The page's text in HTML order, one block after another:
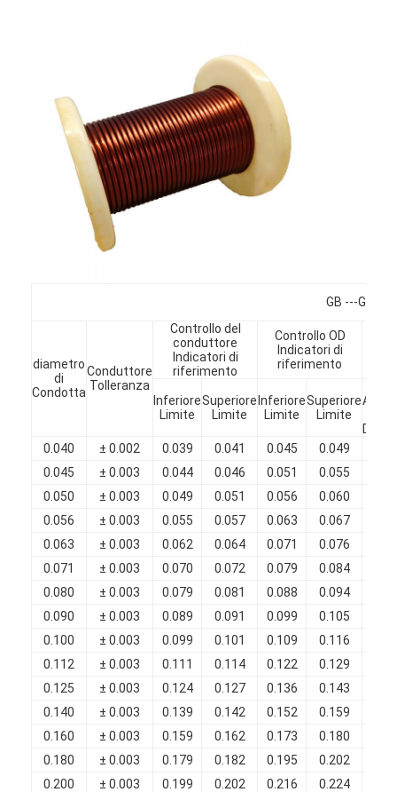
Spettacolo VR
Visita alla fabbrica
Controllo di qualità
Notizie
Casi
Chiedi un preventivo
filtro di rame rotondo smaltato
Filati di avvolgimento in rame smaltato
GB ---
diametro
di
Condotta
Conduttore
Tolleranza
Controllo del
conduttore
Indicatori di
riferimento
Controllo OD
Indicatori di
riferimento
Inferiore
Limite
Superiore
Limite
Inferiore
Limite
Superiore
Limite
0.040
± 0.002 0.039 0.041 0.045 0.049
0.045
± 0.003 0.044 0.046 0.051 0.055
0.050
± 0.003 0.049 0.051 0.056 0.060
0.056
± 0.003 0.055 0.057 0.063 0.067
0.063
± 0.003 0.062 0.064 0.071 0.076
0.071
± 0.003 0.070 0.072 0.079 0.084
0.080
± 0.003 0.079 0.081 0.088 0.094
0.090
± 0.003 0.089 0.091 0.099 0.105
0.100
± 0.003 0.099 0.101 0.109 0.116
0.112
± 0.003 0.111 0.114 0.122 0.129
0.125
± 0.003 0.124 0.127 0.136 0.143
0.140
± 0.003 0.139 0.142 0.152 0.159
0.160
± 0.003 0.159 0.162 0.173 0.180
0.180
± 0.003 0.179 0.182 0.195 0.202
0.200
± 0.003 0.199 0.202 0.216 0.224